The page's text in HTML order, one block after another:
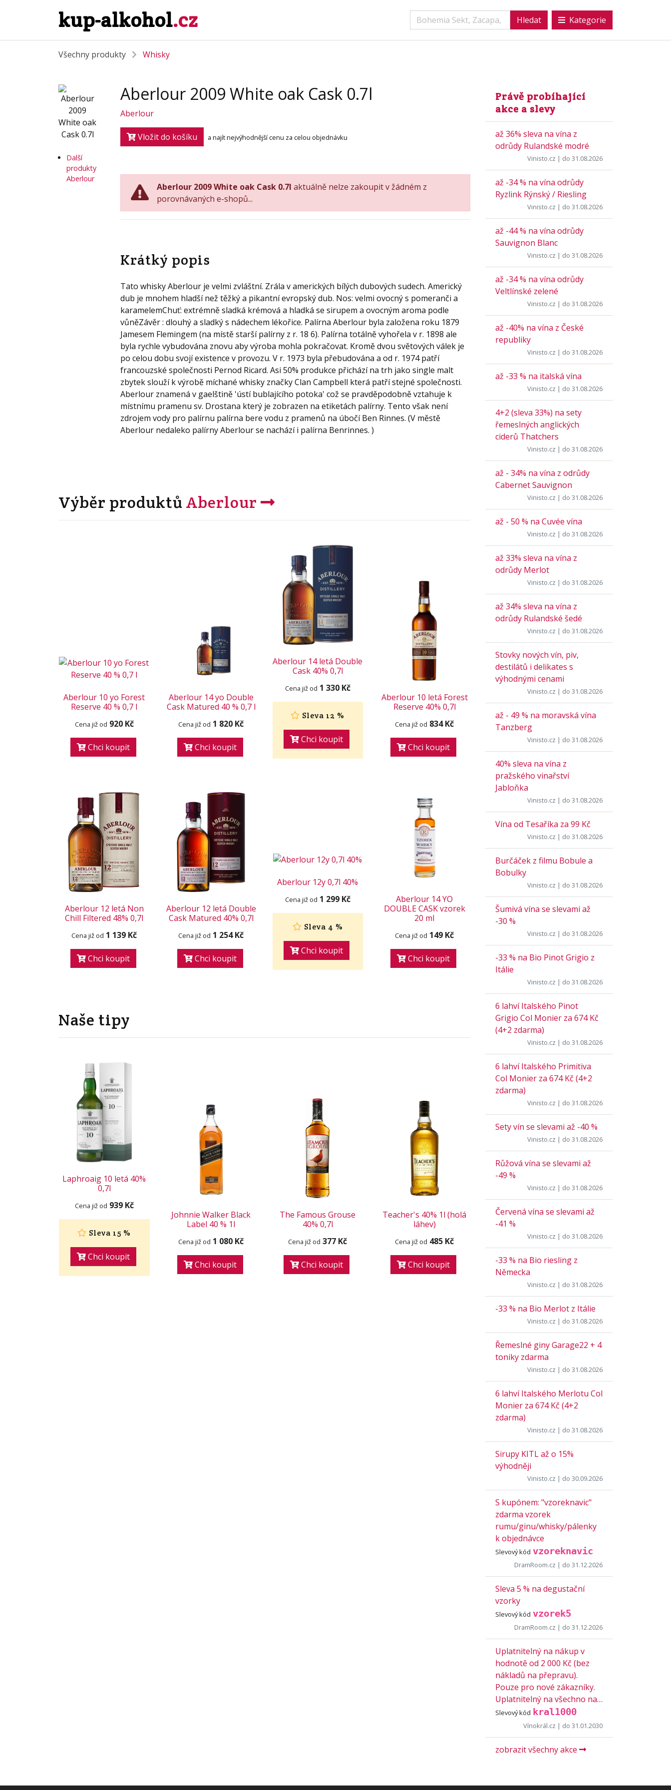
kup-alkohol.cz Kategorie
Všechny produkty Whisky
Další
produkty
Aberlour
Aberlour 2009 White oak Cask 0.7l
Aberlour
Vložit do košíku a najít nejvýhodnější cenu za celou objednávku
Aberlour 2009 White oak Cask 0.7l aktuálně nelze zakoupit v žádném z
porovnávaných e-shopů...
Krátký popis
Tato whisky Aberlour je velmi zvláštní. Zrála v amerických bílých dubových sudech. Americký
dub je mnohem hladší než těžký a pikantní evropský dub. Nos: velmi ovocný s pomeranči a
karamelemChuť: extrémně sladká krémová a hladká se sirupem a ovocným aroma podle
vůněZávěr : dlouhý a sladký s nádechem lékořice. Palírna Aberlour byla založena roku 1879
Jamesem Flemingem (na místě starší palírny z r. 18 6). Palírna totálně vyhořela v r. 1898 ale
byla rychle vybudována znovu aby výroba mohla pokračovat. Kromě dvou světových válek je
po celou dobu svojí existence v provozu. V r. 1973 byla přebudována a od r. 1974 patří
francouzské společnosti Pernod Ricard. Asi 50% produkce přichází na trh jako single malt
zbytek slouží k výrobě míchané whisky značky Clan Campbell která patří stejné společnosti.
Aberlour znamená v gaelštině 'ústí bublajícího potoka' což se pravděpodobně vztahuje k
místnímu pramenu sv. Drostana který je zobrazen na etiketách palírny. Tento však není
zdrojem vody pro palírnu palírna bere vodu z pramenů na úbočí Ben Rinnes. (V městě
Aberlour nedaleko palírny Aberlour se nachází i palírna Benrinnes. )
Výběr produktůAberlour
Aberlour 10 yo Forest
Reserve 40 % 0,7 l
Cena již od 920 Kč
Chci koupit
Aberlour 14 yo Double
Cask Matured 40 % 0,7 l
Cena již od 1 820 Kč
Chci koupit
Aberlour 14 letá Double
Cask 40% 0,7l
Cena již od 1 330 Kč
Sleva 12 %
Chci koupit
Aberlour 10 letá Forest
Reserve 40% 0,7l
Cena již od 834 Kč
Chci koupit
Aberlour 12 letá Non
Chill Filtered 48% 0,7l
Cena již od 1 139 Kč
Chci koupit
Aberlour 12 letá Double
Cask Matured 40% 0,7l
Cena již od 1 254 Kč
Chci koupit
Aberlour 12y 0,7l 40%
Cena již od 1 299 Kč
Sleva 4 %
Chci koupit
Aberlour 14 YO
DOUBLE CASK vzorek
20 ml
Cena již od 149 Kč
Chci koupit
Naše tipy
Laphroaig 10 letá 40%
0,7l
Cena již od 939 Kč
Sleva 15 %
Chci koupit
Johnnie Walker Black
Label 40 % 1l
Cena již od 1 080 Kč
Chci koupit
The Famous Grouse
40% 0,7l
Cena již od 377 Kč
Chci koupit
Teacher's 40% 1l (holá
láhev)
Cena již od 485 Kč
Chci koupit
Právě probíhající
akce a slevy
až 36% sleva na vína z
odrůdy Rulandské modré
Vinisto.cz | do 31.08.2026
až -34 % na vína odrůdy
Ryzlink Rýnský / Riesling
Vinisto.cz | do 31.08.2026
až -44 % na vína odrůdy
Sauvignon Blanc
Vinisto.cz | do 31.08.2026
až -34 % na vína odrůdy
Veltlínské zelené
Vinisto.cz | do 31.08.2026
až -40% na vína z České
republiky
Vinisto.cz | do 31.08.2026
až -33 % na italská vína
Vinisto.cz | do 31.08.2026
4+2 (sleva 33%) na sety
řemeslných anglických
ciderů Thatchers
Vinisto.cz | do 31.08.2026
až - 34% na vína z odrůdy
Cabernet Sauvignon
Vinisto.cz | do 31.08.2026
až - 50 % na Cuvée vína
Vinisto.cz | do 31.08.2026
až 33% sleva na vína z
odrůdy Merlot
Vinisto.cz | do 31.08.2026
až 34% sleva na vína z
odrůdy Rulandské šedé
Vinisto.cz | do 31.08.2026
Stovky nových vín, piv,
destilátů i delikates s
výhodnými cenami
Vinisto.cz | do 31.08.2026
až - 49 % na moravská vína
Tanzberg
Vinisto.cz | do 31.08.2026
40% sleva na vína z
pražského vinařství
Jabloňka
Vinisto.cz | do 31.08.2026
Vína od Tesaříka za 99 Kč
Vinisto.cz | do 31.08.2026
Burčáček z filmu Bobule a
Bobulky
Vinisto.cz | do 31.08.2026
Šumivá vína se slevami až
-30 %
Vinisto.cz | do 31.08.2026
-33 % na Bio Pinot Grigio z
Itálie
Vinisto.cz | do 31.08.2026
6 lahví Italského Pinot
Grigio Col Monier za 674 Kč
(4+2 zdarma)
Vinisto.cz | do 31.08.2026
6 lahví Italského Primitiva
Col Monier za 674 Kč (4+2
zdarma)
Vinisto.cz | do 31.08.2026
Sety vín se slevami až -40 %
Vinisto.cz | do 31.08.2026
Růžová vína se slevami až
-49 %
Vinisto.cz | do 31.08.2026
Červená vína se slevami až
-41 %
Vinisto.cz | do 31.08.2026
-33 % na Bio riesling z
Německa
Vinisto.cz | do 31.08.2026
-33 % na Bio Merlot z Itálie
Vinisto.cz | do 31.08.2026
Řemeslné giny Garage22 + 4
toniky zdarma
Vinisto.cz | do 31.08.2026
6 lahví Italského Merlotu Col
Monier za 674 Kč (4+2
zdarma)
Vinisto.cz | do 31.08.2026
Sirupy KITL až o 15%
výhodněji
Vinisto.cz | do 30.09.2026
S kupónem: "vzoreknavic"
zdarma vzorek
rumu/ginu/whisky/pálenky
k objednávce
Slevový kód vzoreknavic
DramRoom.cz | do 31.12.2026
Sleva 5 % na degustační
vzorky
Slevový kód vzorek5
DramRoom.cz | do 31.12.2026
Uplatnitelný na nákup v
hodnotě od 2 000 Kč (bez
nákladů na přepravu).
Pouze pro nové zákazníky.
Uplatnitelný na všechno na…
Slevový kód kral1000
Vínokrál.cz | do 31.01.2030
zobrazit všechny akce